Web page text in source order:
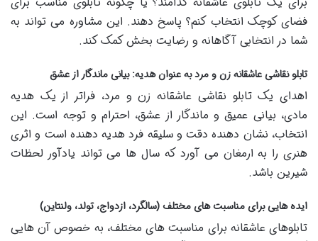
فضای کوچک انتخاب کنم؟ پاسخ دهند. این مشاوره می تواند به
شما در انتخابی آگاهانه و رضایت بخش کمک کند.
تابلو نقاشی عاشقانه زن و مرد به عنوان هدیه: بیانی ماندگار از عشق
اهدای یک تابلو نقاشی عاشقانه زن و مرد، فراتر از یک هدیه
مادی، بیانی عمیق و ماندگار از عشق، احترام و توجه است. این
انتخاب، نشان دهنده دقت و سلیقه فرد هدیه دهنده است و اثری
هنری را به ارمغان می آورد که سال ها می تواند یادآور لحظات
شیرین باشد.
ایده هایی برای مناسبت های مختلف (سالگرد، ازدواج، تولد، ولنتاین)
تابلوهای عاشقانه برای مناسبت های مختلف، به خصوص آن هایی